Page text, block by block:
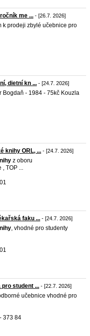
me ... - [26.7. 2026]
k prodeji zbylé učebnice pro
dietní kn ... - [24.7. 2026]
Bogdaň - 1984 - 75kč Kouzla
knihy ORL, ... - [24.7. 2026]
z oboru
TOP ...
faku ... - [24.7. 2026]
, vhodné pro studenty
student ... - [22.7. 2026]
učebnice vhodné pro
373 84